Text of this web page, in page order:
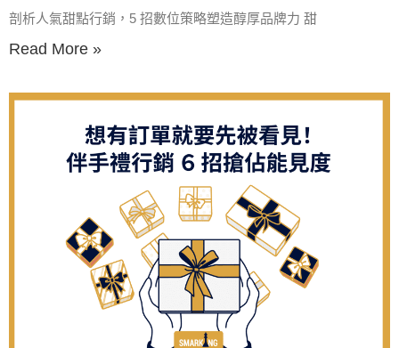
剖析人氣甜點行銷，5 招數位策略塑造醇厚品牌力 甜
Read More »